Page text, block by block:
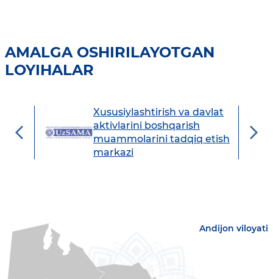
AMALGA OSHIRILAYOTGAN
LOYIHALAR
Xususiylashtirish va davlat
aktivlarini boshqarish
muammolarini tadqiq etish
markazi
Andijon viloyati